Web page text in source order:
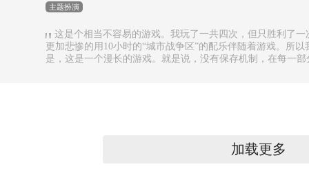
主题扮演
这是个相当不容易的游戏。我玩了一共四次，但只胜利了
更加悲惨的用10小时的“城市战争区”的配乐伴随着游戏。所
是，这是一个漫长的游戏。就是说，没有保存机制，在每一
加载更多